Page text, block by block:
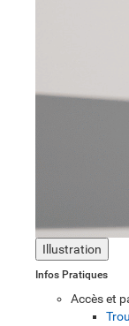
Illustration
Infos Pratiques
Accès et